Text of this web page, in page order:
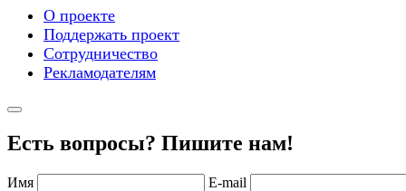
О проекте
Поддержать проект
Сотрудничество
Рекламодателям
Есть вопросы? Пишите нам!
Имя E-mail